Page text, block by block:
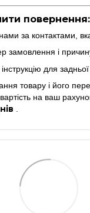
повернення:
за контактами,
замовлення і
для задньої
товару і його
на ваш